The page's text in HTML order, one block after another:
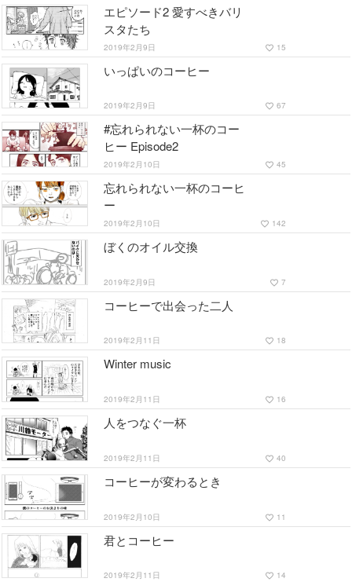
エピソード2 愛すべきバリ
スタたち
2019年2月9日 favorite_border 15
いっぱいのコーヒー
2019年2月9日 favorite_border 67
#忘れられない一杯のコー
ヒー Episode2
2019年2月10日 favorite_border 45
忘れられない一杯のコーヒ
ー
2019年2月10日 favorite_border 142
ぼくのオイル交換
2019年2月9日 favorite_border 7
コーヒーで出会った二人
2019年2月11日 favorite_border 18
Winter music
2019年2月11日 favorite_border 16
人をつなぐ一杯
2019年2月11日 favorite_border 40
コーヒーが変わるとき
2019年2月10日 favorite_border 11
君とコーヒー
2019年2月11日 favorite_border 14